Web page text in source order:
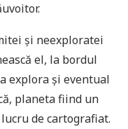
și neexploratei
el, la bordul
explora și eventual
planeta fiind un
de cartografiat.